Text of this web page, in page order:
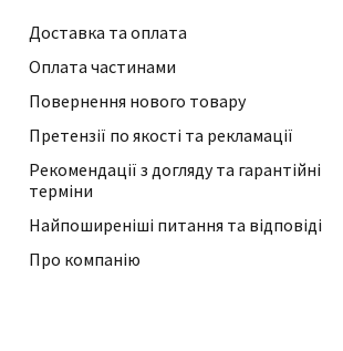
Доставка та оплата
Оплата частинами
Повернення нового товару
Претензії по якості та рекламації
Рекомендації з догляду та гарантійні
терміни
Найпоширеніші питання та відповіді
Про компанію